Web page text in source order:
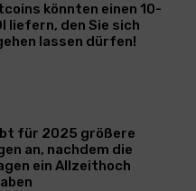
könnten einen 10-
liefern, den Sie sich
lassen dürfen!
für 2025 größere
an, nachdem die
ein Allzeithoch